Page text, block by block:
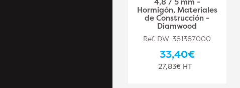
Hormigón, Materiales
de Construcción -
Diamwood
Ref. DW-381387000
33,40€
27,83€ HT